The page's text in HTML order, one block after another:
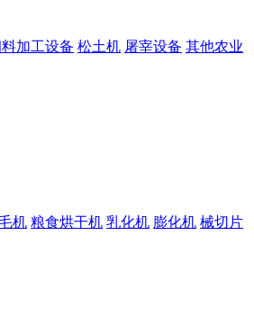
加工设备 松土机 屠宰设备 其他农业
机 粮食烘干机 乳化机 膨化机 械切片